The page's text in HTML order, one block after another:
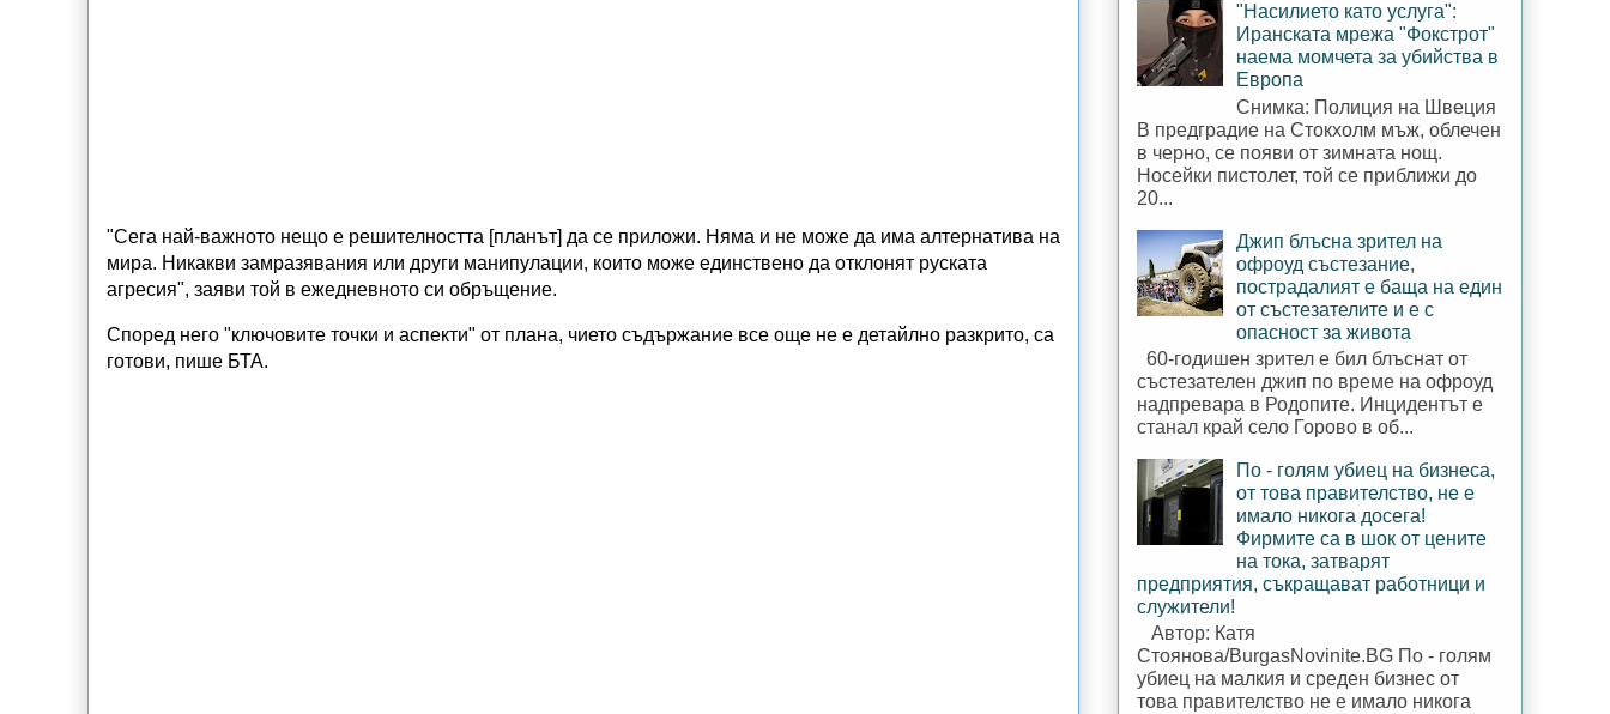
"Сега най-важното нещо е решителността [планът] да се приложи. Няма и не може да има алтернатива на
мира. Никакви замразявания или други манипулации, които може единствено да отклонят руската
агресия", заяви той в ежедневното си обръщение.
Според него "ключовите точки и аспекти" от плана, чието съдържание все още не е детайлно разкрито, са
готови, пише БТА.
"Насилието като услуга":
Иранската мрежа "Фокстрот"
наема момчета за убийства в
Европа
Снимка: Полиция на Швеция
В предградие на Стокхолм мъж, облечен
в черно, се появи от зимната нощ.
Носейки пистолет, той се приближи до
20...
Джип блъсна зрител на
офроуд състезание,
пострадалият е баща на един
от състезателите и е с
опасност за живота
60-годишен зрител е бил блъснат от
състезателен джип по време на офроуд
надпревара в Родопите. Инцидентът е
станал край село Горово в об...
По - голям убиец на бизнеса,
от това правителство, не е
имало никога досега!
Фирмите са в шок от цените
на тока, затварят
предприятия, съкращават работници и
служители!
Автор: Катя
Стоянова/BurgasNovinite.BG По - голям
убиец на малкия и среден бизнес от
това правителство не е имало никога